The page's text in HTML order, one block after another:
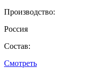
Производство:
Россия
Состав:
Смотреть